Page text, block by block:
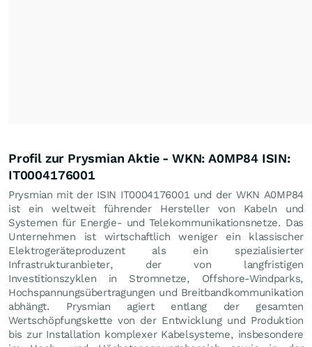
Profil zur Prysmian Aktie - WKN: A0MP84 ISIN:
IT0004176001
Prysmian mit der ISIN IT0004176001 und der WKN A0MP84
ist ein weltweit führender Hersteller von Kabeln und
Systemen für Energie- und Telekommunikationsnetze. Das
Unternehmen ist wirtschaftlich weniger ein klassischer
Elektrogeräteproduzent als ein spezialisierter
Infrastrukturanbieter, der von langfristigen
Investitionszyklen in Stromnetze, Offshore-Windparks,
Hochspannungsübertragungen und Breitbandkommunikation
abhängt. Prysmian agiert entlang der gesamten
Wertschöpfungskette von der Entwicklung und Produktion
bis zur Installation komplexer Kabelsysteme, insbesondere